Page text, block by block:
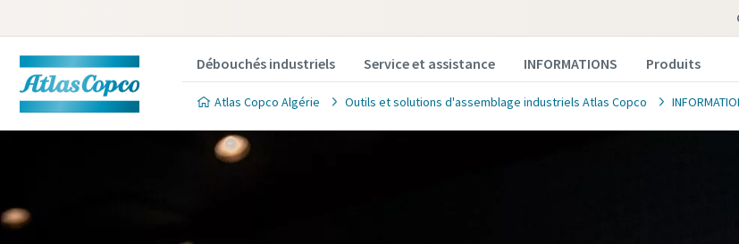
Débouchés industriels Service et assistance INFORMATIONS Produits
Atlas Copco Algérie Outils et solutions d'assemblage industriels Atlas Copco